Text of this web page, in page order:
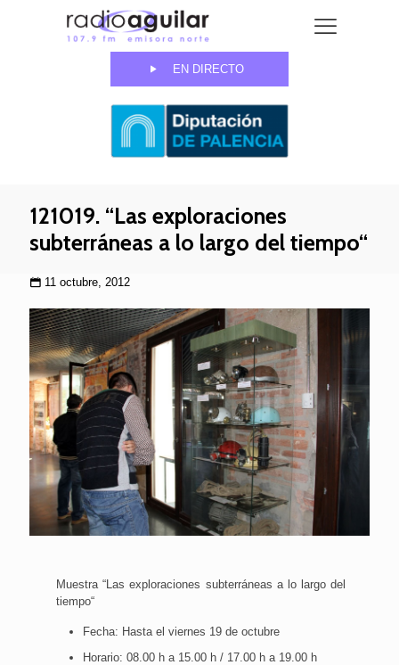
EN DIRECTO
121019. “Las exploraciones
subterráneas a lo largo del tiempo“
11 octubre, 2012
Muestra “Las exploraciones subterráneas a lo largo del
tiempo“
Fecha: Hasta el viernes 19 de octubre
Horario: 08.00 h a 15.00 h / 17.00 h a 19.00 h